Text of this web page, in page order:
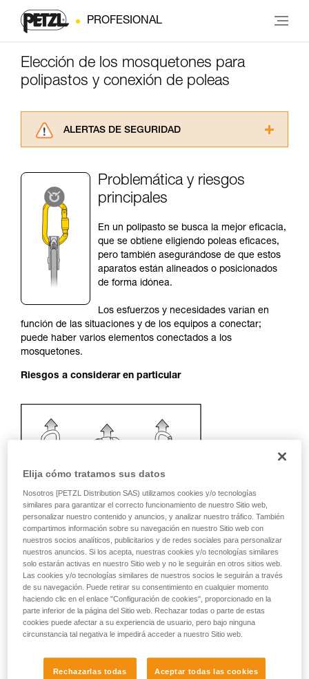
PROFESIONAL
Elección de los mosquetones para
polipastos y conexión de poleas
ALERTAS DE SEGURIDAD
consultarlo. Usted debe comprender la
información de la ficha técnica para poder
comprender este complemento informativo.
Dominar estas técnicas requiere una formación
y un entrenamiento específico. Confirme a
través de un profesional su capacidad para
ejecutar estas técnicas, solo y con total
seguridad, antes de ejecutarlas de forma
Damos ejemplos de técnicas relacionadas con
su actividad. Pueden existir otras que no
describimos aquí.
Problemática y riesgos
principales
En un polipasto se busca la mejor eficacia,
que se obtiene eligiendo poleas eficaces,
pero también asegurándose de que estos
aparatos están alineados o posicionados
de forma idónea.
Los esfuerzos y necesidades varían en
función de las situaciones y de los equipos a conectar;
puede haber varios elementos conectados a los
mosquetones.
Riesgos a considerar en particular
Recomendación del mosquetón y
accesorios
Elija cómo tratamos sus datos
Nosotros [PETZL Distribution SAS) utilizamos cookies y/o tecnologías
similares para garantizar el correcto funcionamiento de nuestro Sitio web,
personalizar nuestro contenido y anuncios, y analizar nuestro tráfico. También
compartimos información sobre su navegación en nuestro Sitio web con
nuestros socios analíticos, publicitarios y de redes sociales para personalizar
nuestros anuncios. Si los acepta, nuestras cookies y/o tecnologías similares
solo estarán activas en nuestro Sitio web y no le seguirán en otros sitios web.
Las cookies y/o tecnologías similares de nuestros socios le seguirán a través
de su navegación. Puede retirar su consentimiento en cualquier momento
haciendo clic en el enlace "Configuración de cookies", proporcionado en la
parte inferior de la página del Sitio web. Rechazar todas o parte de estas
cookies puede afectar a su experiencia de usuario, pero bajo ninguna
circunstancia tal negativa le impedirá acceder a nuestro Sitio web.
Rechazarlas todas Aceptar todas las cookies